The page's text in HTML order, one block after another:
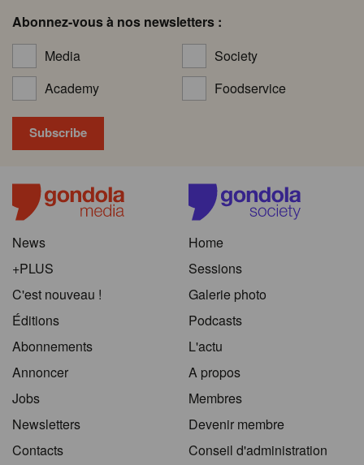
Abonnez-vous à nos newsletters :
Media
Society
Academy
Foodservice
News
+PLUS
C'est nouveau !
Éditions
Abonnements
Annoncer
Jobs
Newsletters
Contacts
Home
Sessions
Galerie photo
Podcasts
L'actu
A propos
Membres
Devenir membre
Conseil d'administration